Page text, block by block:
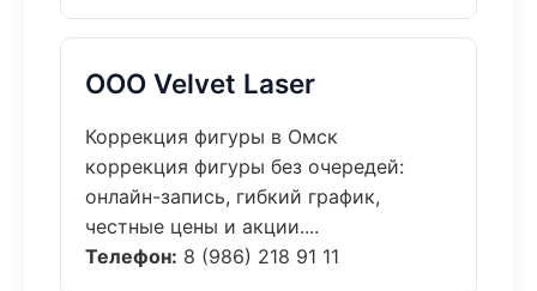
ООО Velvet Laser
Коррекция фигуры в Омск
коррекция фигуры без очередей:
онлайн-запись, гибкий график,
честные цены и акции....
Телефон: 8 (986) 218 91 11